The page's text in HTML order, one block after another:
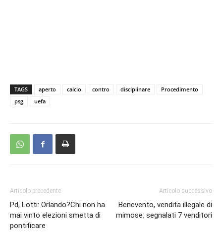
TAGS aperto calcio contro disciplinare
Procedimento
psg
uefa
Articolo precedente
Pd, Lotti: Orlando?Chi non ha
mai vinto elezioni smetta di
pontificare
Articolo successivo
Benevento, vendita illegale di
mimose: segnalati 7 venditori